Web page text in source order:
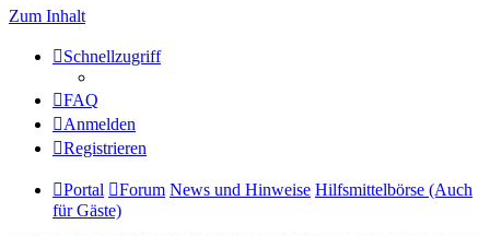
Zum Inhalt
Schnellzugriff
FAQ
Anmelden
Registrieren
Portal Forum News und Hinweise Hilfsmittelbörse (Auch
für Gäste)